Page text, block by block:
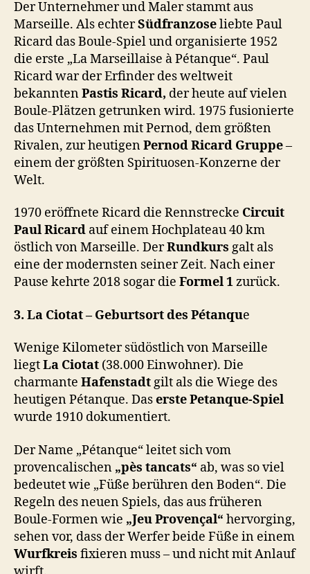
Der Unternehmer und Maler stammt aus
Marseille. Als echterSüdfranzoseliebte Paul
Ricard das Boule-Spiel und organisierte 1952
die erste „La Marseillaise à Pétanque“. Paul
Ricard war der Erfinder des weltweit
bekanntenPastis Ricard, der heute auf vielen
Boule-Plätzen getrunken wird. 1975 fusionierte
das Unternehmen mit Pernod, dem größten
Rivalen, zur heutigenPernod Ricard Gruppe–
einem der größten Spirituosen-Konzerne der
Welt.
1970 eröffnete Ricard die Rennstrecke Circuit
Paul Ricard auf einem Hochplateau 40 km
östlich von Marseille. DerRundkurs galt als
eine der modernsten seiner Zeit. Nach einer
Pause kehrte 2018 sogar die Formel 1zurück.
3. La Ciotat – Geburtsort des Pétanque
Wenige Kilometer südöstlich von Marseille
liegtLa Ciotat (38.000 Einwohner). Die
charmante Hafenstadtgilt als die Wiege des
heutigen Pétanque. Daserste Petanque-Spiel
wurde 1910 dokumentiert.
Der Name „Pétanque“ leitet sich vom
provencalischen „pès tancats“ ab, was so viel
bedeutet wie „Füße berühren den Boden“. Die
Regeln des neuen Spiels, das aus früheren
Boule-Formen wie „Jeu Provençal“ hervorging,
sehen vor, dass der Werfer beide Füße in einem
Wurfkreis fixieren muss – und nicht mit Anlauf